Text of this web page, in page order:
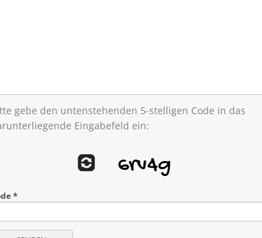
gebe den untenstehenden 5-stelligen Code in das
Eingabefeld ein:
*